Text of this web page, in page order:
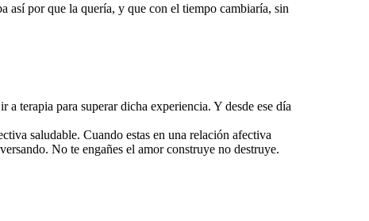
así por que la quería, y que con el tiempo cambiaría, sin
terapia para superar dicha experiencia. Y desde ese día
saludable. Cuando estas en una relación afectiva
No te engañes el amor construye no destruye.